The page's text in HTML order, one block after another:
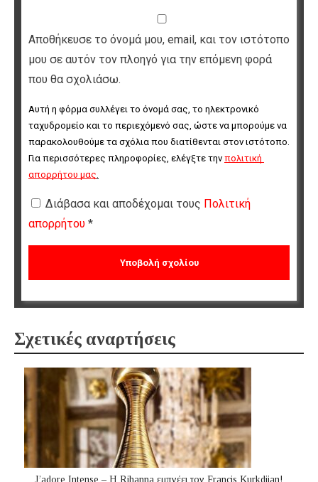
Αποθήκευσε το όνομά μου, email, και τον ιστότοπο
μου σε αυτόν τον πλοηγό για την επόμενη φορά
που θα σχολιάσω.
Αυτή η φόρμα συλλέγει το όνομά σας, το ηλεκτρονικό
ταχυδρομείο και το περιεχόμενό σας, ώστε να μπορούμε να
παρακολουθούμε τα σχόλια που διατίθενται στον ιστότοπο.
Για περισσότερες πληροφορίες, ελέγξτε την πολιτική
απορρήτου μας.
Διάβασα και αποδέχομαι τους Πολιτική
απορρήτου *
Σχετικές αναρτήσεις
J’adore Intense – Η Rihanna εμπνέει τον Francis Kurkdjian!